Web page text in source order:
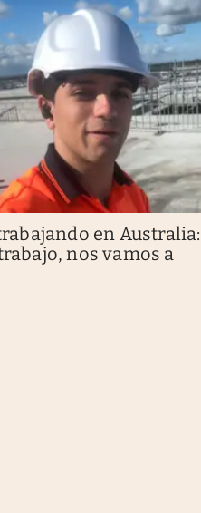
en Australia:
nos vamos a